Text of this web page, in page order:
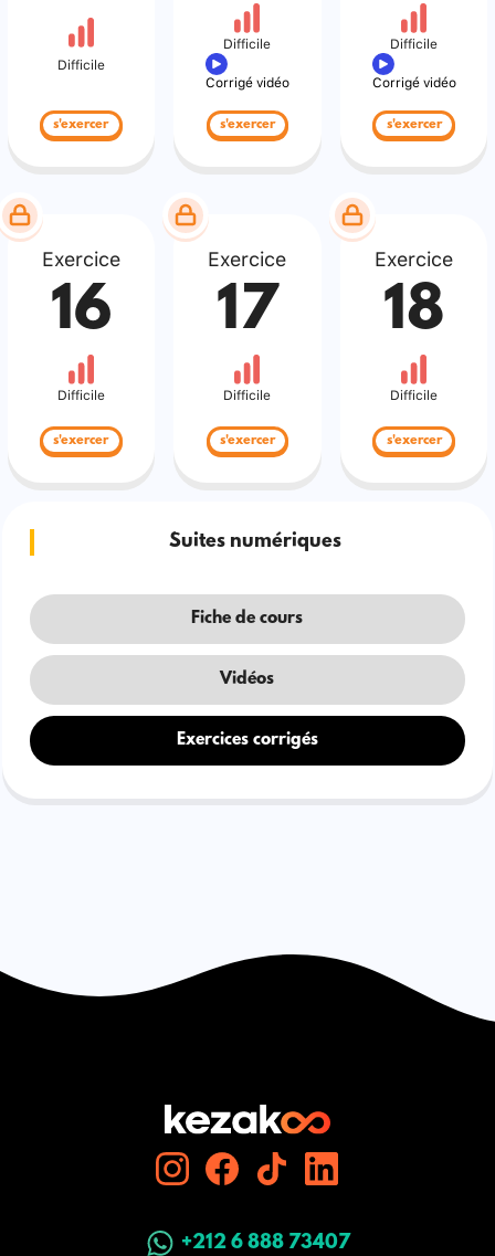
Difficile
s'exercer
Difficile
Corrigé vidéo
s'exercer
Difficile
Corrigé vidéo
s'exercer
Exercice
16
Difficile
s'exercer
Exercice
17
Difficile
s'exercer
Exercice
18
Difficile
s'exercer
Suites numériques
Fiche de cours
Vidéos
Exercices corrigés
+212 6 888 73407